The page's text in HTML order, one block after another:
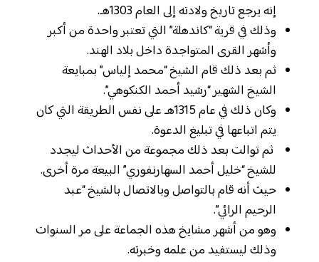
إنه يرجع تاريخ ولادته إلى العام 1303هـ.
وذلك في قرية “كاندهلة” التي تعتبر واحدة من أكبر
وأشهر القرى المتواجدة داخل بلاد الهند.
ثم بعد ذلك قام الشيخ “محمد إلياس” بمبايعة
الشيخ الشهير “رشيد أحمد الكنكوهي”.
وكان ذلك في عام 1315هـ على نفس الطريقة التي كان
يتم اتباعها في تبليغ الدعوة.
ثم توالت بعد ذلك مجموعة من الأحداث ليجدد
للشيخ “خليل أحمد السهارنفوري” البيعة مرة أخرى.
حيث أنه قام بالتواصل وبالاتصال بالشيخ “عبد
الرحيم الرائي”.
وهو من أشهر مشايخ هذه الجماعة على مر السنوات
وذلك ليستفيد من علمه وخبرته.